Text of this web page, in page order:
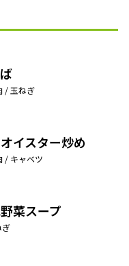
/ 玉ねぎ
イスター炒め
/ キャベツ
菜スープ
ぎ